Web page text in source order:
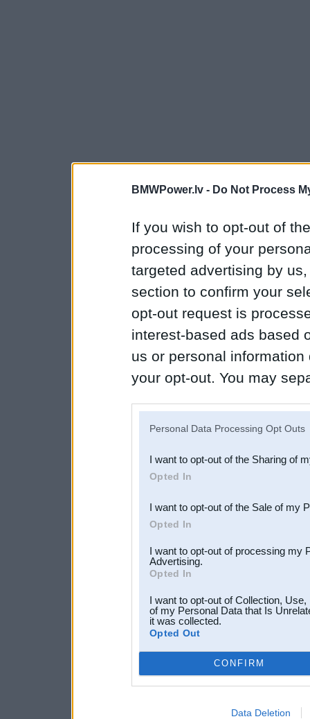
BMWPower.lv - Do Not Process
If you wish to opt-out of
processing of your
targeted advertising by
section to confirm your
opt-out request is
interest-based ads based
us or personal
your opt-out. You may
Downstream Participants
third parties.
Personal Data Processing Opt Outs
I want to opt-out of the Sharing of
Opted In
I want to opt-out of the Sale of my
Opted In
I want to opt-out of processing my
Advertising.
Opted In
I want to opt-out of Collection,
of my Personal Data that Is
it was collected.
Opted Out
CONFIRM
Data Deletion